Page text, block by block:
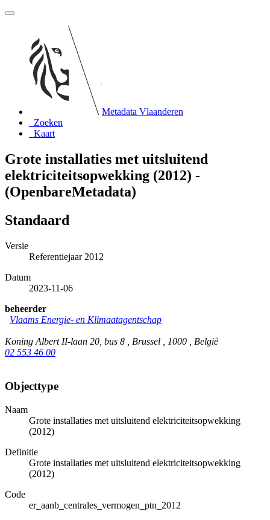
Metadata Vlaanderen
Zoeken
Kaart
Grote installaties met uitsluitend
elektriciteitsopwekking (2012) -
(OpenbareMetadata)
Standaard
Versie
Referentiejaar 2012
Datum
2023-11-06
beheerder
Vlaams Energie- en Klimaatagentschap
Koning Albert II-laan 20, bus 8 , Brussel , 1000 , België
02 553 46 00
Objecttype
Naam
Grote installaties met uitsluitend elektriciteitsopwekking
(2012)
Definitie
Grote installaties met uitsluitend elektriciteitsopwekking
(2012)
Code
er_aanb_centrales_vermogen_ptn_2012